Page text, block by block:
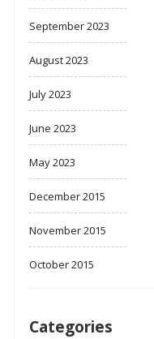
September 2023
August 2023
July 2023
June 2023
May 2023
December 2015
November 2015
October 2015
Categories